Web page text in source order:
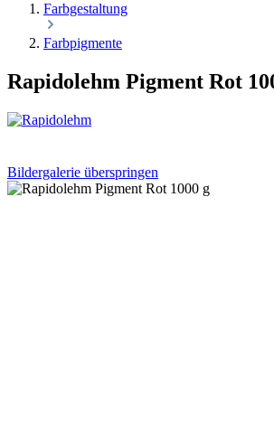
Farbgestaltung
Farbpigmente
Rapidolehm Pigment Rot
Bildergalerie überspringen